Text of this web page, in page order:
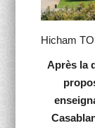
Gallery
Language
English
Hicham
Après la